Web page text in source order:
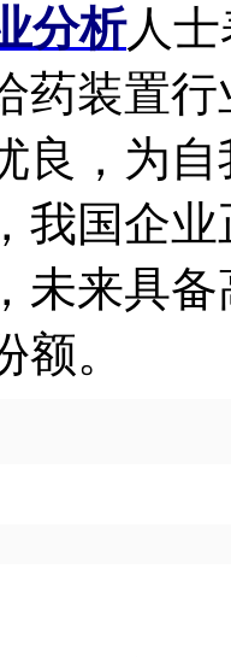
分析人
药装置
良，为
我国企
未来具
。